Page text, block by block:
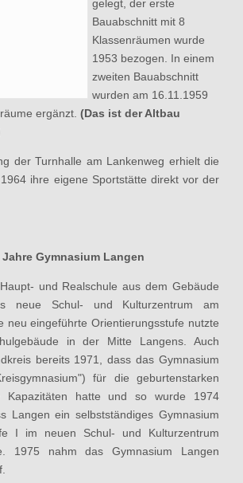
gelegt, der erste
Bauabschnitt mit 8
Klassenräumen wurde
1953 bezogen. In einem
zweiten Bauabschnitt
wurden am 16.11.1959
ergänzt. (Das ist der Altbau
der Turnhalle am Lankenweg erhielt die
ihre eigene Sportstätte direkt vor der
Jahre Gymnasium Langen
und Realschule aus dem Gebäude
neue Schul- und Kulturzentrum am
neu eingeführte Orientierungsstufe nutzte
in der Mitte Langens. Auch
bereits 1971, dass das Gymnasium
für die geburtenstarken
Kapazitäten hatte und so wurde 1974
Langen ein selbstständiges Gymnasium
I im neuen Schul- und Kulturzentrum
1975 nahm das Gymnasium Langen